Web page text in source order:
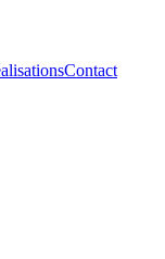
Contact